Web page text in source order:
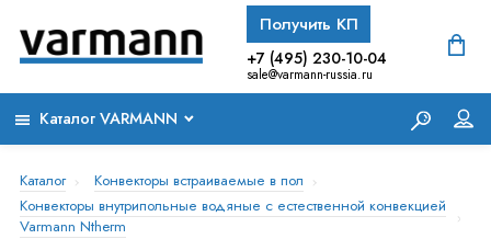
Получить КП
+7 (495) 230-10-04
sale@varmann-russia.ru
Каталог VARMANN
Каталог
Конвекторы встраиваемые в пол
Конвекторы внутрипольные водяные с естественной конвекцией
Varmann Ntherm